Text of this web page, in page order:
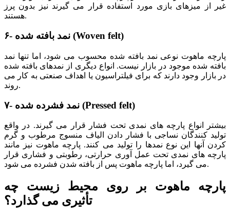
غیر از میزهای بازی مورد استفاده قرار می گیرند نیز بدون پرز
هستند.
۶- نمد بافته شده (Woven felt)
پارچه ماهوت نوعی نمد بافته شده محسوب می شود، اما تنها نمد
بافته شده موجود در بازار نیست. انواع دیگری از نمدهای بافته شده
در بازار وجود دارند که برای فیلتراسیون یا اهداف صنعتی به کار می
روند.
۷- نمد فشرده شده (Pressed felt)
بیشتر انواع پارچه های نمدی تحت فشار قرار می گیرند. در واقع
تولید کنندگان نساجی با فشار دادن الیاف منسوج مرطوب و گرم
کردن آنها این نوع نمدها را تولید می کنند. پارچه ماهوت نیز مانند
پارچه های نمدی تحت عمل آوری حرارتی، رطوبتی و فشاری قرار
می گیرد، اما پارچه ماهوت پس از بافته شدن فشرده می شود.
پارچه ماهوت بر روی محیط زیست چه
تأثیری می گذارد؟